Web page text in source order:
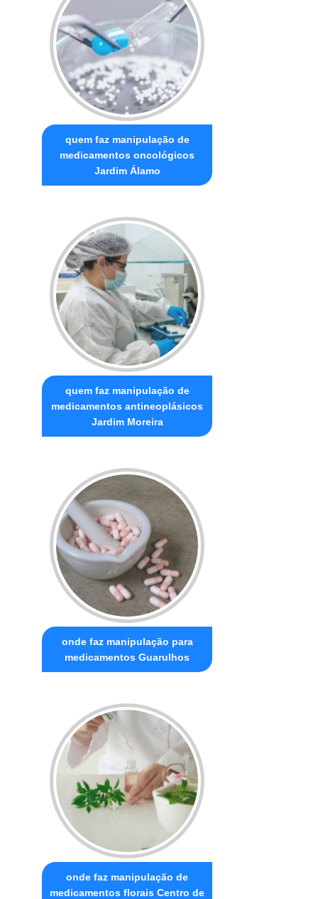
quem faz manipulação de
medicamentos oncológicos
Jardim Álamo
quem faz manipulação de
medicamentos antineoplásicos
Jardim Moreira
onde faz manipulação para
medicamentos Guarulhos
onde faz manipulação de
medicamentos florais Centro de